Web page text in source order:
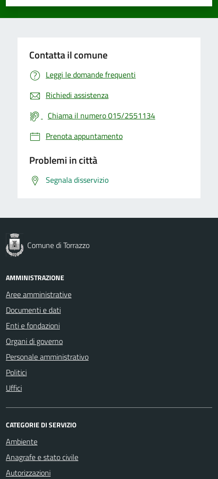
Valuta 5 stelle su 5
Valuta 4 stelle su 5
Valuta 3 stelle su 5
Valuta 2 stelle su 5
Valuta 1 stelle su 5
Contatta il comune
Leggi le domande frequenti
Richiedi assistenza
Chiama il numero 015/2551134
Prenota appuntamento
Problemi in città
Segnala disservizio
Comune di Torrazzo
AMMINISTRAZIONE
Aree amministrative
Documenti e dati
Enti e fondazioni
Organi di governo
Personale amministrativo
Politici
Uffici
CATEGORIE DI SERVIZIO
Ambiente
Anagrafe e stato civile
Autorizzazioni